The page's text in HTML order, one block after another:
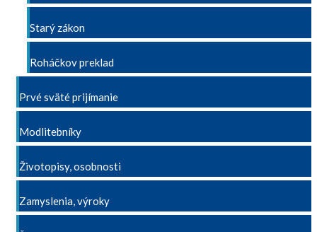
Starý zákon
Roháčkov preklad
Prvé sväté prijímanie
Modlitebníky
Životopisy, osobnosti
Zamyslenia, výroky